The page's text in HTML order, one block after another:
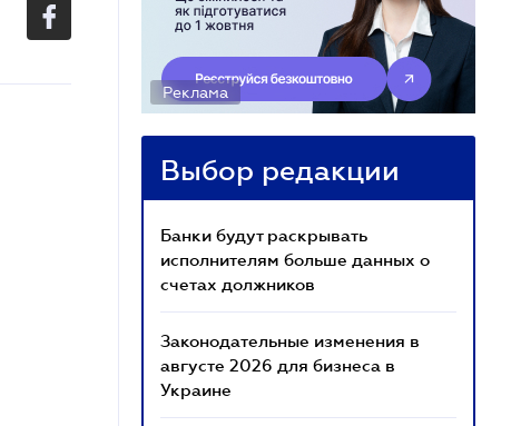
Реклама
Выбор редакции
Банки будут раскрывать
исполнителям больше данных о
счетах должников
Законодательные изменения в
августе 2026 для бизнеса в
Украине